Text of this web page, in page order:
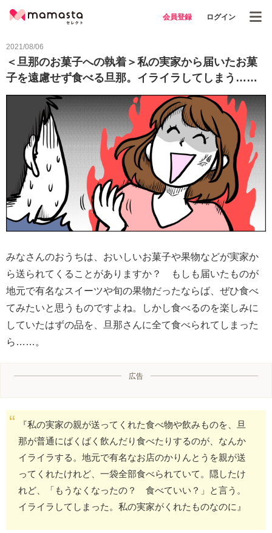
会員登録 ログイン
2021/08/06
＜旦那のお菓子への執着＞私の実家から届いたお菓
子を遠慮せず食べる旦那。イライラしてしまう……
みなさんのおうちは、おいしいお菓子や果物などが実家か
ら送られてくることがありますか？ もしも届いたものが
地元で有名なスイーツや旬の果物だったならば、ぜひ食べ
てみたいと思うものですよね。しかし食べるのを楽しみに
していたはずの品を、旦那さんに全て食べられてしまった
ら……。
広告
『私の実家の親が送ってくれた食べ物や飲みものを、旦
那が普通にばくばく飲んだり食べたりするのが、なんか
イライラする。地元で有名なお店のかりんとうを親が送
ってくれたけれど、一袋全部食べられていて。隠したけ
れど、「もうなくなったの？ 食べていい？」と言う。
イライラしてしまった。私の実家がくれたものなのに』